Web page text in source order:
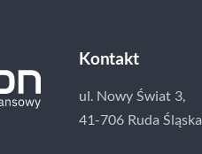
Kontakt
ul. Nowy Świat 3,
41-706 Ruda Śląska